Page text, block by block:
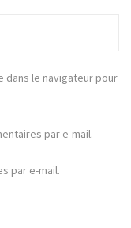
dans le navigateur pour
par e-mail.
par e-mail.